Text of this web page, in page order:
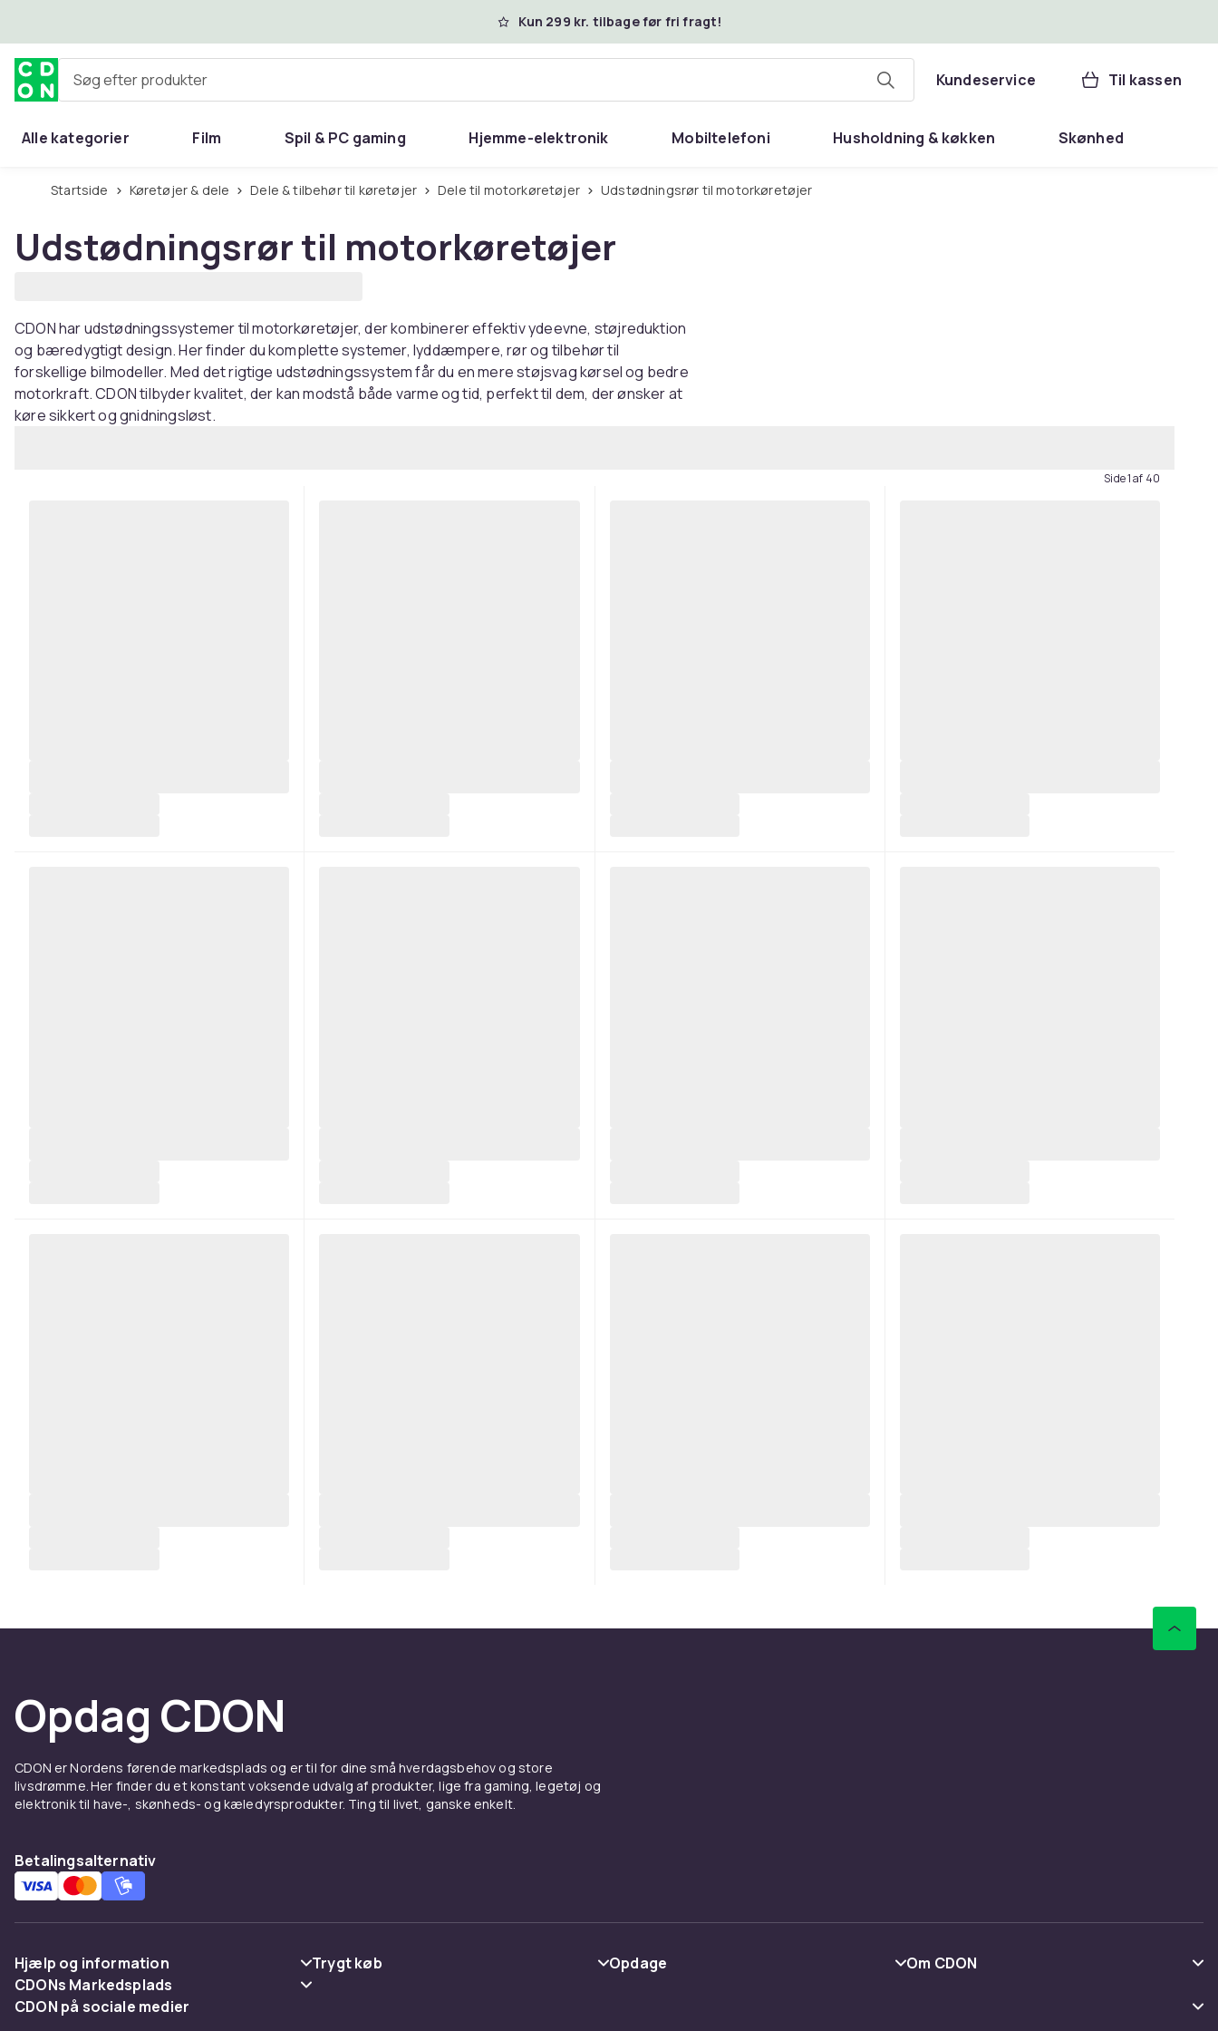
Kun 299 kr. tilbage før fri fragt!
Søg efter produkter Kundeservice Til kassen
Alle kategorier Film Spil & PC gaming Hjemme-elektronik Mobiltelefoni Husholdning & køkken Skønhed
Hjem & have
Startside Køretøjer & dele Dele & tilbehør til køretøjer Dele til motorkøretøjer Udstødningsrør til motorkøretøjer
Udstødningsrør til motorkøretøjer
CDON har udstødningssystemer til motorkøretøjer, der kombinerer effektiv ydeevne, støjreduktion
og bæredygtigt design. Her finder du komplette systemer, lyddæmpere, rør og tilbehør til
forskellige bilmodeller. Med det rigtige udstødningssystem får du en mere støjsvag kørsel og bedre
motorkraft. CDON tilbyder kvalitet, der kan modstå både varme og tid, perfekt til dem, der ønsker at
køre sikkert og gnidningsløst.
Side 1 af 40
Opdag CDON
CDON er Nordens førende markedsplads og er til for dine små hverdagsbehov og store
livsdrømme. Her finder du et konstant voksende udvalg af produkter, lige fra gaming, legetøj og
elektronik til have-, skønheds- og kæledyrsprodukter. Ting til livet, ganske enkelt.
Betalingsalternativ
Hjælp og information
Ofte stillede spørgsmål
Trygt køb
Opdage
Om CDON
CDONs Markedsplads
Merchant Help Center
CDON på sociale medier